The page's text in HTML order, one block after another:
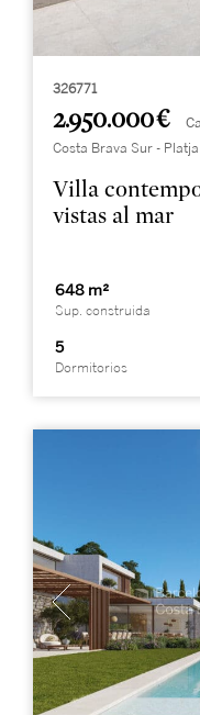
326771
2.950.000 €
Costa Brava Sur -
Villa
vistas al mar
648 m²
Sup. construida
5
Dormitorios